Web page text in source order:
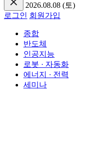
2026.08.08 (토)
로그인 회원가입
종합
반도체
인공지능
로봇 · 자동화
에너지 · 전력
세미나